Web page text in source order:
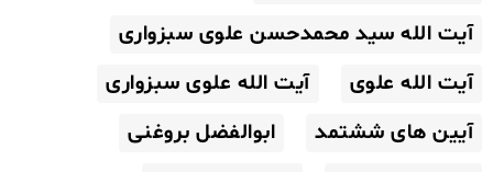
آیت الله سید محمدحسن علوی سبزواری
آیت الله علوی
آیت الله علوی سبزواری
آیین های ششتمد
ابوالفضل بروغنی